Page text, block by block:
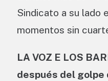
Sindicato a su lado
momentos sin
LA VOZ E LOS
después del golpe